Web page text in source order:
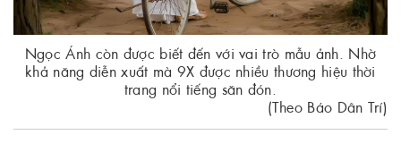
Ngọc Ánh còn được biết đến với vai trò mẫu ảnh. Nhờ
khả năng diễn xuất mà 9X được nhiều thương hiệu thời
trang nổi tiếng săn đón.
(Theo Báo Dân Trí)